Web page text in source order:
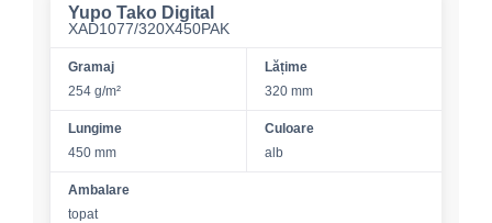
Yupo Tako Digital
XAD1077/320X450PAK
Gramaj
254 g/m²
Lățime
320 mm
Lungime
450 mm
Culoare
alb
Ambalare
topat